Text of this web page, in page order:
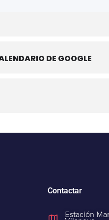
DE GOOGLE
Contactar
Estación